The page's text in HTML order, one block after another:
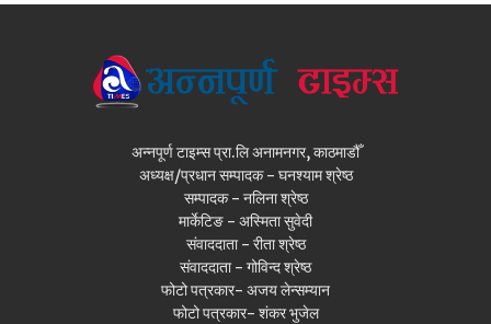
अन्नपूर्ण टाइम्स प्रा.लि अनामनगर, काठमाडौँ
अध्यक्ष/प्रधान सम्पादक - घनश्याम श्रेष्ठ
सम्पादक - नलिना श्रेष्ठ
मार्केटिङ - अस्मिता सुवेदी
संवाददाता - रीता श्रेष्ठ
संवाददाता - गोविन्द श्रेष्ठ
फोटो पत्रकार- अजय लेन्सम्यान
फोटो पत्रकार- शंकर भुजेल